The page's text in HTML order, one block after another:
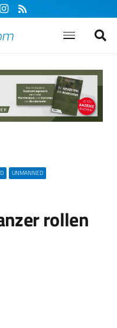
UNMANNED
rollen